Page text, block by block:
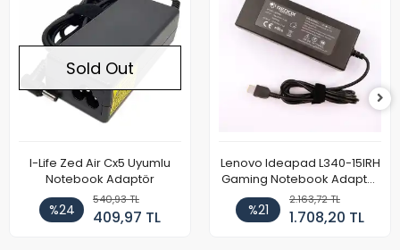
Sold Out
I-Life Zed Air Cx5 Uyumlu
Notebook Adaptör
%24
540,93 TL
409,97 TL
Lenovo Ideapad L340-15IRH
Gaming Notebook Adaptör
Cihazı Şarj Aleti (150W)
%21
2.163,72 TL
1.708,20 TL